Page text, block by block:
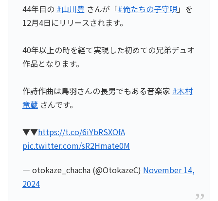
44年目の #山川豊 さんが「#俺たちの子守唄 」を
12月4日にリリースされます。
40年以上の時を経て実現した初めての兄弟デュオ
作品となります。
作詩作曲は鳥羽さんの長男でもある音楽家 #木村
竜蔵さんです。
▼▼https://t.co/6iYbRSXOfA
pic.twitter.com/sR2Hmate0M
— otokaze_chacha (@OtokazeC) November 14,
2024